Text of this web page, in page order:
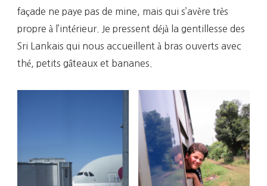
façade ne paye pas de mine, mais qui s’avère très
propre à l’intérieur. Je pressent déjà la gentillesse des
Sri Lankais qui nous accueillent à bras ouverts avec
thé, petits gâteaux et bananes.